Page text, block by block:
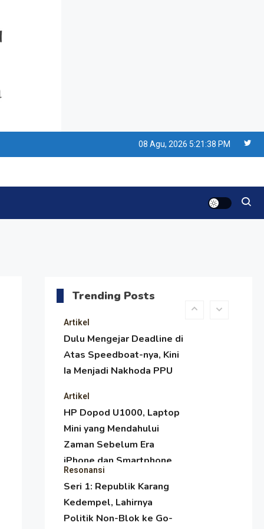
08 Agu, 2026 5:21:39 PM
Trending Posts
Ulang Tahun PPU,
Pertentangan Bulan
Gareng Lebih Sibuk Orasi
Ronggeng Paser Melawan
Artikel
Dulu Mengejar Deadline di
Atas Speedboat-nya, Kini
Ia Menjadi Nakhoda PPU
Artikel
HP Dopod U1000, Laptop
Mini yang Mendahului
Zaman Sebelum Era
iPhone dan Smartphone
Resonansi
Seri 1: Republik Karang
Kedempel, Lahirnya
Politik Non-Blok ke Go-